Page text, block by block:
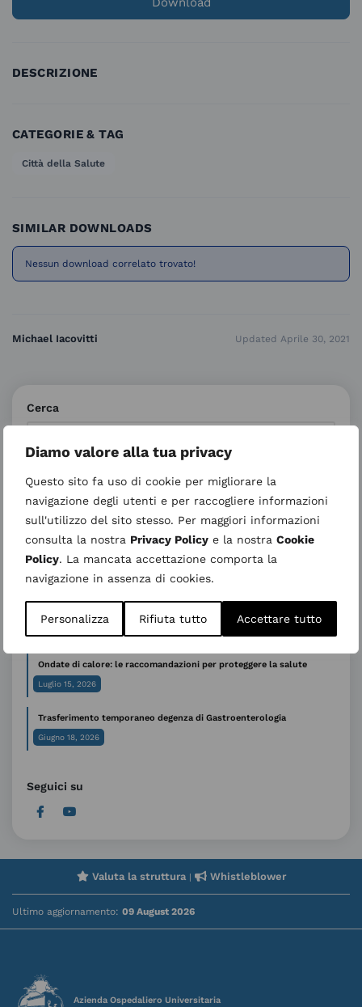
Diamo valore alla tua privacy
Questo sito fa uso di cookie per migliorare la
navigazione degli utenti e per raccogliere informazioni
sull'utilizzo del sito stesso. Per maggiori informazioni
consulta la nostra Privacy Policy e la nostra Cookie
Policy. La mancata accettazione comporta la
navigazione in assenza di cookies.
Personalizza Rifiuta tutto Accettare tutto
DESCRIZIONE
CATEGORIE & TAG
Città della Salute
SIMILAR DOWNLOADS
Nessun download correlato trovato!
Michael Iacovitti Updated Aprile 30, 2021
Cerca
Ultimi articoli
27 agosto 2026 nuovo incontro “Informativo su Parto Analgesia”
– Calendario 2026
Sospensione temporanea dell’attività ambulatoriale di Genetica
medica
Ondate di calore: le raccomandazioni per proteggere la salute
Luglio 15, 2026
Trasferimento temporaneo degenza di Gastroenterologia
Giugno 18, 2026
Seguici su
Valuta la struttura| Whistleblower
Ultimo aggiornamento: 09 August 2026
Azienda Ospedaliero Universitaria